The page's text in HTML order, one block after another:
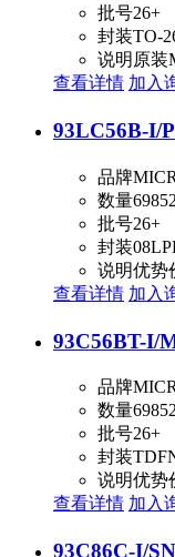
批号26+
封装TO-
说明原装
查看详情 加入
93LC56B-I/P
品牌
数量69852
批号26+
封装
说明优势
查看详情 加入
93C56BT-I/
品牌
数量69852
批号26+
封装
说明优势
查看详情 加入
93C86C-I/SN